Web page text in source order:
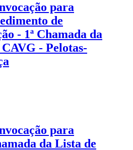
para
de
- 1ª Chamada da
- Pelotas-
para
da Lista de